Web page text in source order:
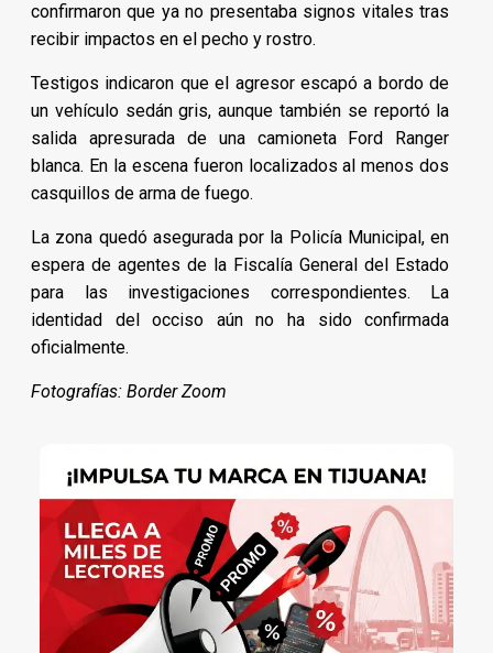
confirmaron que ya no presentaba signos vitales tras
recibir impactos en el pecho y rostro.
Testigos indicaron que el agresor escapó a bordo de
un vehículo sedán gris, aunque también se reportó la
salida apresurada de una camioneta Ford Ranger
blanca. En la escena fueron localizados al menos dos
casquillos de arma de fuego.
La zona quedó asegurada por la Policía Municipal, en
espera de agentes de la Fiscalía General del Estado
para las investigaciones correspondientes. La
identidad del occiso aún no ha sido confirmada
oficialmente.
Fotografías: Border Zoom